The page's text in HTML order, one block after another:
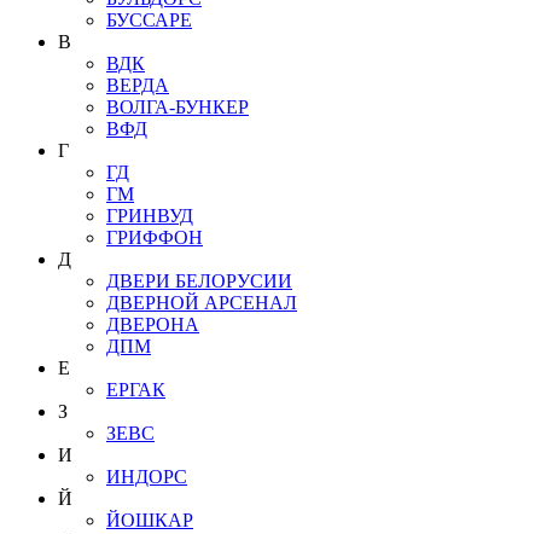
БУССАРЕ
В
ВДК
ВЕРДА
ВОЛГА-БУНКЕР
ВФД
Г
ГД
ГМ
ГРИНВУД
ГРИФФОН
Д
ДВЕРИ БЕЛОРУСИИ
ДВЕРНОЙ АРСЕНАЛ
ДВЕРОНА
ДПМ
Е
ЕРГАК
З
ЗЕВС
И
ИНДОРС
Й
ЙОШКАР